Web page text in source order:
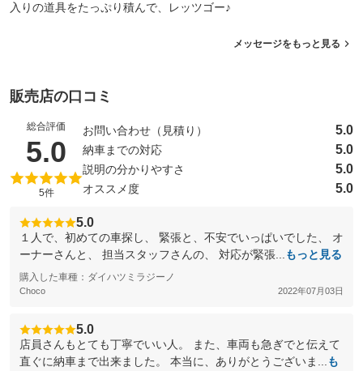
入りの道具をたっぷり積んで、レッツゴー♪
メッセージをもっと見る
販売店の口コミ
総合評価
5.0 （5点満点中）
5件
お問い合わせ（見積り） 5.0
納車までの対応 5.0
説明の分かりやすさ 5.0
オススメ度 5.0
5.0
１人で、初めての車探し、 緊張と、不安でいっぱいでした、 オ
ーナーさんと、 担当スタッフさんの、 対応が緊張...
もっと見る
購入した車種：ダイハツミラジーノ
Choco 2022年07月03日
5.0
店員さんもとても丁寧でいい人。 また、車両も急ぎでと伝えて
直ぐに納車まで出来ました。 本当に、ありがとうございま...
も